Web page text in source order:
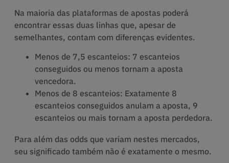
Na maioria das plataformas de apostas poderá
encontrar essas duas linhas que, apesar de
semelhantes, contam com diferenças evidentes.
Menos de 7,5 escanteios: 7 escanteios
conseguidos ou menos tornam a aposta
vencedora.
Menos de 8 escanteios: Exatamente 8
escanteios conseguidos anulam a aposta, 9
escanteios ou mais tornam a aposta perdedora.
Para além das odds que variam nestes mercados,
seu significado também não é exatamente o mesmo.